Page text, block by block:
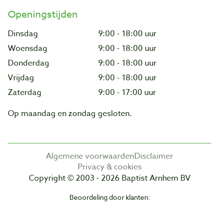
Openingstijden
Dinsdag
9:00 - 18:00 uur
Woensdag
9:00 - 18:00 uur
Donderdag
9:00 - 18:00 uur
Vrijdag
9:00 - 18:00 uur
Zaterdag
9:00 - 17:00 uur
Op maandag en zondag gesloten.
Algemene voorwaardenDisclaimer
Privacy & cookies
Copyright © 2003 - 2026 Baptist Arnhem BV
Beoordeling door klanten: